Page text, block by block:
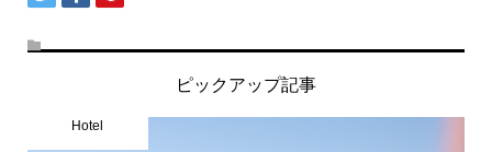
ピックアップ記事
Hotel